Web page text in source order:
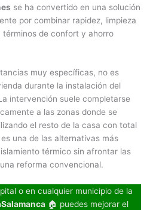
se ha convertido en una solución
por combinar rapidez, limpieza
de confort y ahorro
muy específicas, no es
durante la instalación del
intervención suele completarse
a las zonas donde se
el resto de la casa con total
una de las alternativas más
térmico sin afrontar las
reforma convencional.
o en cualquier municipio de la
🏠 puedes mejorar el